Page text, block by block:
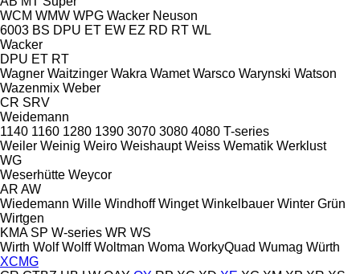
WCM WMW WPG Wacker Neuson
6003 BS DPU ET EW EZ RD RT WL
Wacker
DPU ET RT
Wagner Waitzinger Wakra Wamet Warsco Warynski Watson
Wazenmix Weber
CR SRV
Weidemann
1140 1160 1280 1390 3070 3080 4080 T-series
Weiler Weinig Weiro Weishaupt Weiss Wematik Werklust
WG
Weserhütte Weycor
AR AW
Wiedemann Wille Windhoff Winget Winkelbauer Winter Grün
Wirtgen
KMA SP W-series WR WS
Wirth Wolf Wolff Woltman Woma WorkyQuad Wumag Würth
XCMG